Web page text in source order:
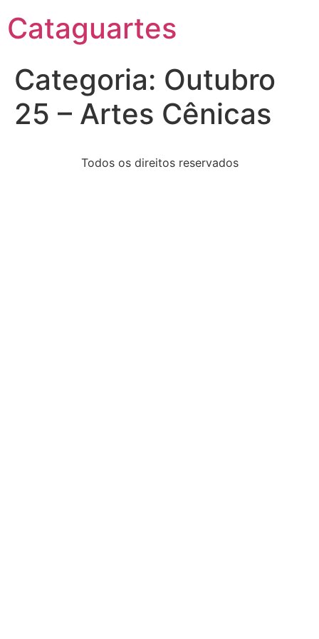
Cataguartes
Categoria: Outubro
25 – Artes Cênicas
Todos os direitos reservados